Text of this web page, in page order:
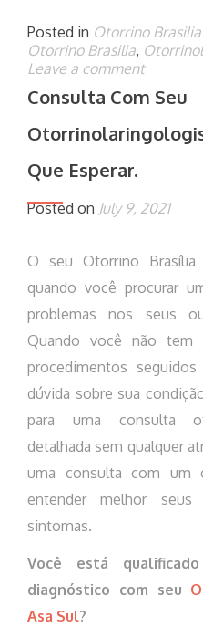
Posted in Otorrino Brasilia
Otorrino Brasilia,
Leave a comment
Consulta Com Seu
Que Esperar.
Posted on July 9, 2021
O seu Otorrino
quando você procurar
problemas nos seus
Quando você não tem
procedimentos
dúvida sobre sua
para uma consulta
detalhada sem qualquer
uma consulta com um
entender melhor
sintomas.
Você está
diagnóstico com seu
Asa Sul?